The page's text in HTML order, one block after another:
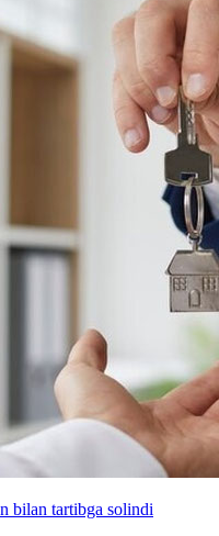
bilan tartibga solindi